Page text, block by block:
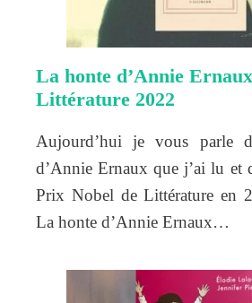
La honte d’Annie
Littérature 2022
Aujourd’hui je vous parle
d’Annie Ernaux que j’ai lu et
Prix Nobel de Littérature en
La honte d’Annie Ernaux…